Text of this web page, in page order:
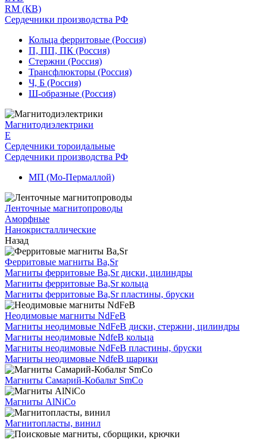
RM (КВ)
Сердечники производства РФ
Кольца ферритовые (Россия)
П, ПП, ПК (Россия)
Стержни (Россия)
Трансфлюкторы (Россия)
Ч, Б (Россия)
Ш-образные (Россия)
Магнитодиэлектрики
E
Сердечники тороидальные
Сердечники производства РФ
МП (Мо-Пермаллой)
Ленточные магнитопроводы
Аморфные
Нанокристаллические
Назад
Ферритовые магниты Ba,Sr
Магниты ферритовые Ba,Sr диски, цилиндры
Магниты ферритовые Ba,Sr кольца
Магниты ферритовые Ba,Sr пластины, бруски
Неодимовые магниты NdFeB
Магниты неодимовые NdFeB диски, стержни, цилиндры
Магниты неодимовые NdfeB кольца
Магниты неодимовые NdFeB пластины, бруски
Магниты неодимовые NdfeB шарики
Магниты Самарий-Кобальт SmCo
Магниты AlNiCo
Магнитопласты, винил